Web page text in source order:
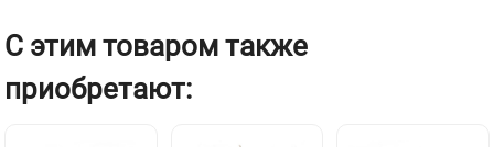
С этим товаром также
приобретают: